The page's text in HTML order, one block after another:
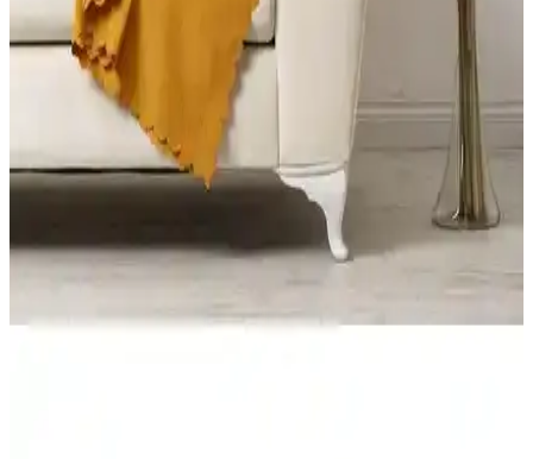
Bright Home ve Faiend Koltuk Kılıfı Örtüsü
Karşılaştırması: Malzeme, Uyum ve Bakım
Bu karşılaştırma Bright Home 3.3.1.1 ile Faiend bal peteği desenli
koltuk kılıfı/örtüsü modellerinin malzeme, kapsama, desen ve bakım
talimatlarını teknik olarak inceler; kullanıcı yorumlarıyla dengeli bir
değerlendirme sunar.
FavoriTeks Koltuk Çekyat Örtüsü: Şık ve Dayanıklı
Tasarım ile Konfor ve Estetik Bir Arada
ve kullanışlıdır, ev dekorasyonunu tamamlar.